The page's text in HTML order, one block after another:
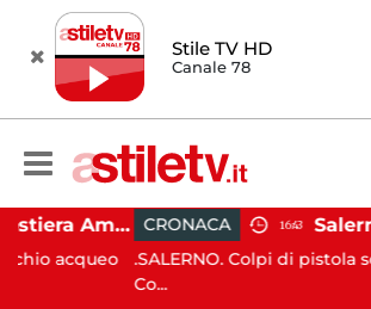
Stile TV HD
Canale 78
Gozzo affonda in Costiera Amalfitana: occupanti soccorsi da altri natanti CRONACA 16:43
.SALERNO. Colpi di pistola sono